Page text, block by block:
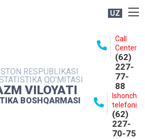
UZ
RESPUBLIKASI
QO'MITASI
VILOYATI
BOSHQARMASI
Call
Center
(62)
227-
77-
88
Ishonch
telefoni
(62)
227-
70-75
NASHRLAR
XIZMATLAR
XIZMATI